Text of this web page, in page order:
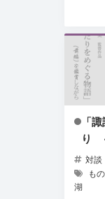
「
り
対談
も
湖